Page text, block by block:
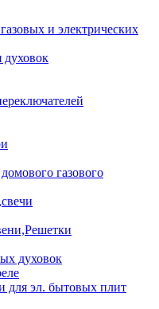
и электрических
духовок
газового
духовок
для эл. бытовых плит